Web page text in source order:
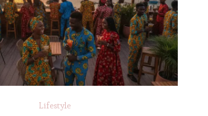
Lifestyle